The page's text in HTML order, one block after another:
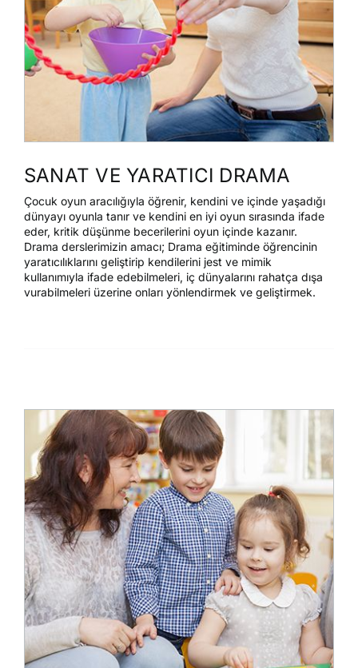
SANAT VE YARATICI DRAMA
Çocuk oyun aracılığıyla öğrenir, kendini ve içinde yaşadığı
dünyayı oyunla tanır ve kendini en iyi oyun sırasında ifade
eder, kritik düşünme becerilerini oyun içinde kazanır.
Drama derslerimizin amacı; Drama eğitiminde öğrencinin
yaratıcılıklarını geliştirip kendilerini jest ve mimik
kullanımıyla ifade edebilmeleri, iç dünyalarını rahatça dışa
vurabilmeleri üzerine onları yönlendirmek ve geliştirmek.